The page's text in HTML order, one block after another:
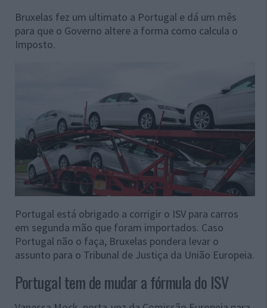
Bruxelas fez um ultimato a Portugal e dá um mês
para que o Governo altere a forma como calcula o
Imposto.
Portugal está obrigado a corrigir o ISV para carros
em segunda mão que foram importados. Caso
Portugal não o faça, Bruxelas pondera levar o
assunto para o Tribunal de Justiça da União Europeia.
Portugal tem de mudar a fórmula do ISV